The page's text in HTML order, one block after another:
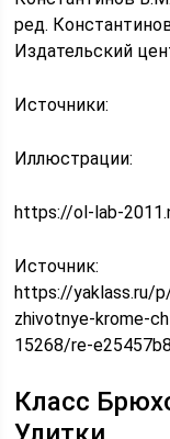
ред.
Издательский
Источники:
Иллюстрации:
https://ol-lab-
Источник:
https://yaklass.ru/
zhivotnye-krome-
15268/re-
Класс